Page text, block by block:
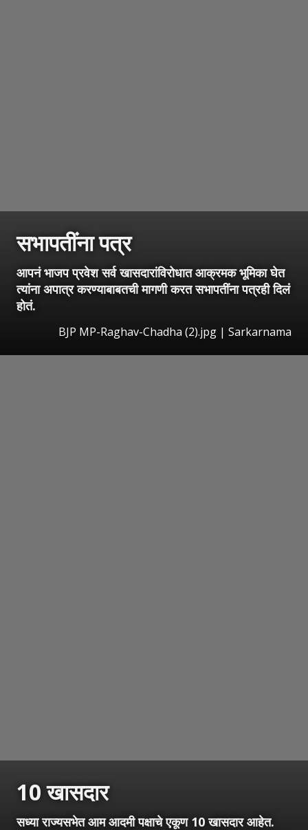
सभापतींना पत्र
आपनं भाजप प्रवेश सर्व खासदारांविरोधात आक्रमक भूमिका घेत
त्यांना अपात्र करण्याबाबतची मागणी करत सभापतींना पत्रही दिलं
होतं.
BJP MP-Raghav-Chadha (2).jpg | Sarkarnama
10 खासदार
सध्या राज्यसभेत आम आदमी पक्षाचे एकूण 10 खासदार आहेत.